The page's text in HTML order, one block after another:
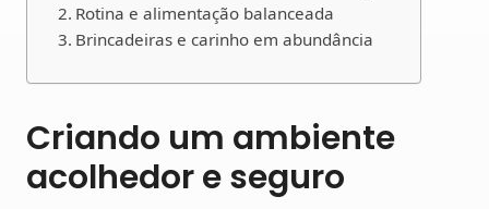
Rotina e alimentação balanceada
Brincadeiras e carinho em abundância
Criando um ambiente
acolhedor e seguro